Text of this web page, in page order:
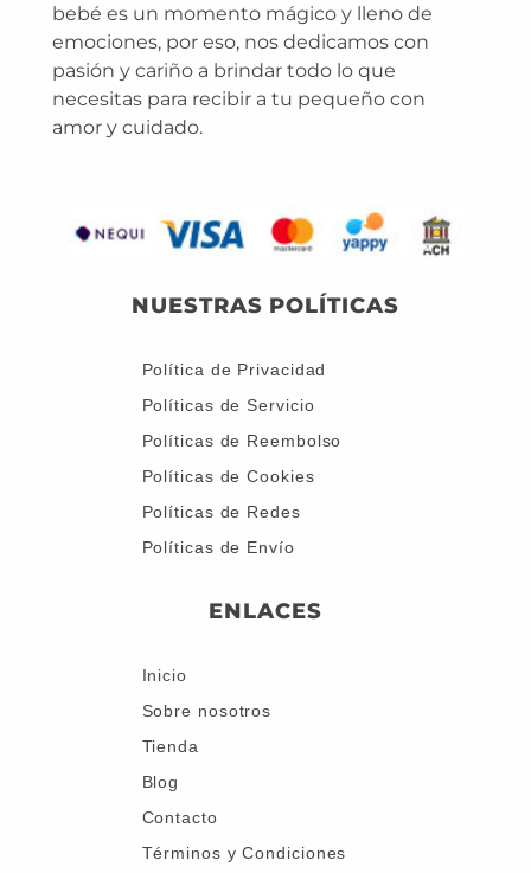
bebé es un momento mágico y lleno de
emociones, por eso, nos dedicamos con
pasión y cariño a brindar todo lo que
necesitas para recibir a tu pequeño con
amor y cuidado.
NUESTRAS POLÍTICAS
Política de Privacidad
Políticas de Servicio
Políticas de Reembolso
Políticas de Cookies
Políticas de Redes
Políticas de Envío
ENLACES
Inicio
Sobre nosotros
Tienda
Blog
Contacto
Términos y Condiciones